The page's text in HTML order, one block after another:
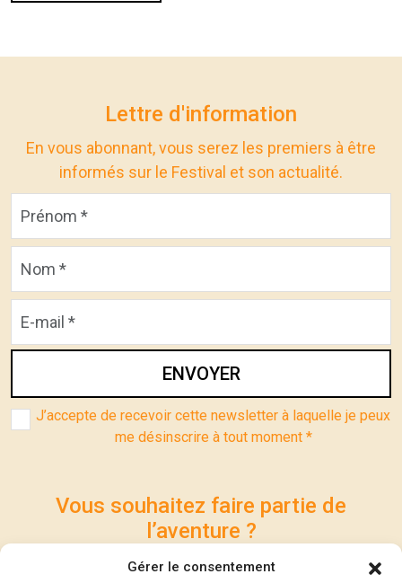
Gérer le consentement
Lettre d'information
En vous abonnant, vous serez les premiers à être
informés sur le Festival et son actualité.
ENVOYER
J’accepte de recevoir cette newsletter à laquelle je peux
me désinscrire à tout moment *
Vous souhaitez faire partie de
l’aventure ?
Participez à la réalisation du Festival et contribuez à